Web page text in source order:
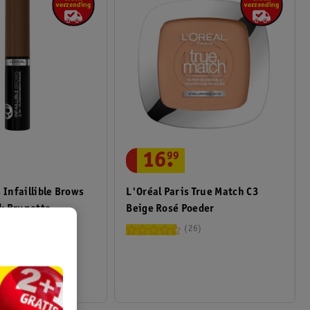
Infaillible Brows
Brunette
L'Oréal Paris True Match C3
Beige Rosé Poeder
16.
99
26